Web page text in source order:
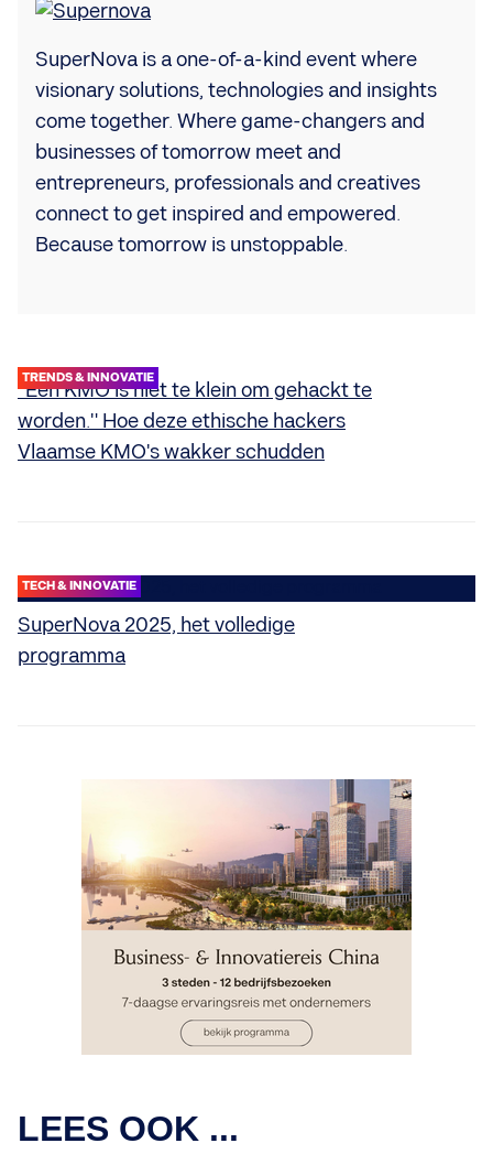
SuperNova is a one-of-a-kind event where
visionary solutions, technologies and insights
come together. Where game-changers and
businesses of tomorrow meet and
entrepreneurs, professionals and creatives
connect to get inspired and empowered.
Because tomorrow is unstoppable.
TRENDS & INNOVATIE
"Een KMO is niet te klein om gehackt te
worden." Hoe deze ethische hackers
Vlaamse KMO's wakker schudden
TECH & INNOVATIE
SuperNova 2025, het volledige
programma
LEES OOK ...
worden." Hoe deze ethische hackers
Vlaamse KMO's wakker schudden